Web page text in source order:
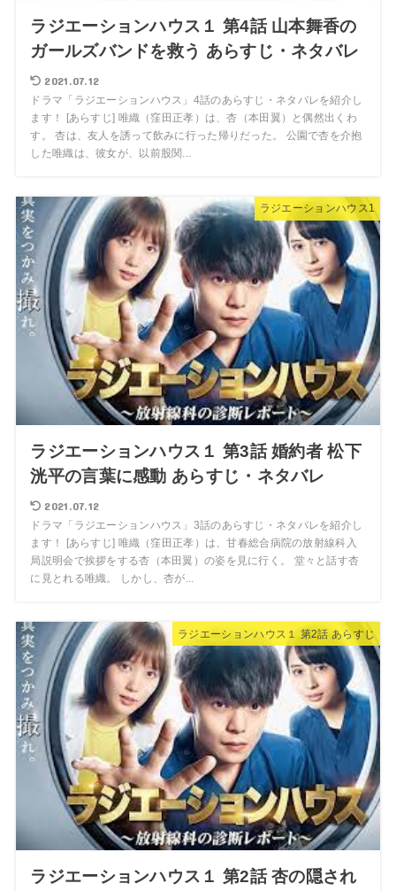
ラジエーションハウス１ 第4話 山本舞香の
ガールズバンドを救う あらすじ・ネタバレ
2021.07.12
ドラマ「ラジエーションハウス」4話のあらすじ・ネタバレを紹介し
ます！ [あらすじ] 唯織（窪田正孝）は、杏（本田翼）と偶然出くわ
す。 杏は、友人を誘って飲みに行った帰りだった。 公園で杏を介抱
した唯織は、彼女が、以前股関...
ラジエーションハウス1
ラジエーションハウス１ 第3話 婚約者 松下
洸平の言葉に感動 あらすじ・ネタバレ
2021.07.12
ドラマ「ラジエーションハウス」3話のあらすじ・ネタバレを紹介し
ます！ [あらすじ] 唯織（窪田正孝）は、甘春総合病院の放射線科入
局説明会で挨拶をする杏（本田翼）の姿を見に行く。 堂々と話す杏
に見とれる唯織。 しかし、杏が...
ラジエーションハウス１ 第2話 あらすじ
ラジエーションハウス１ 第2話 杏の隠され